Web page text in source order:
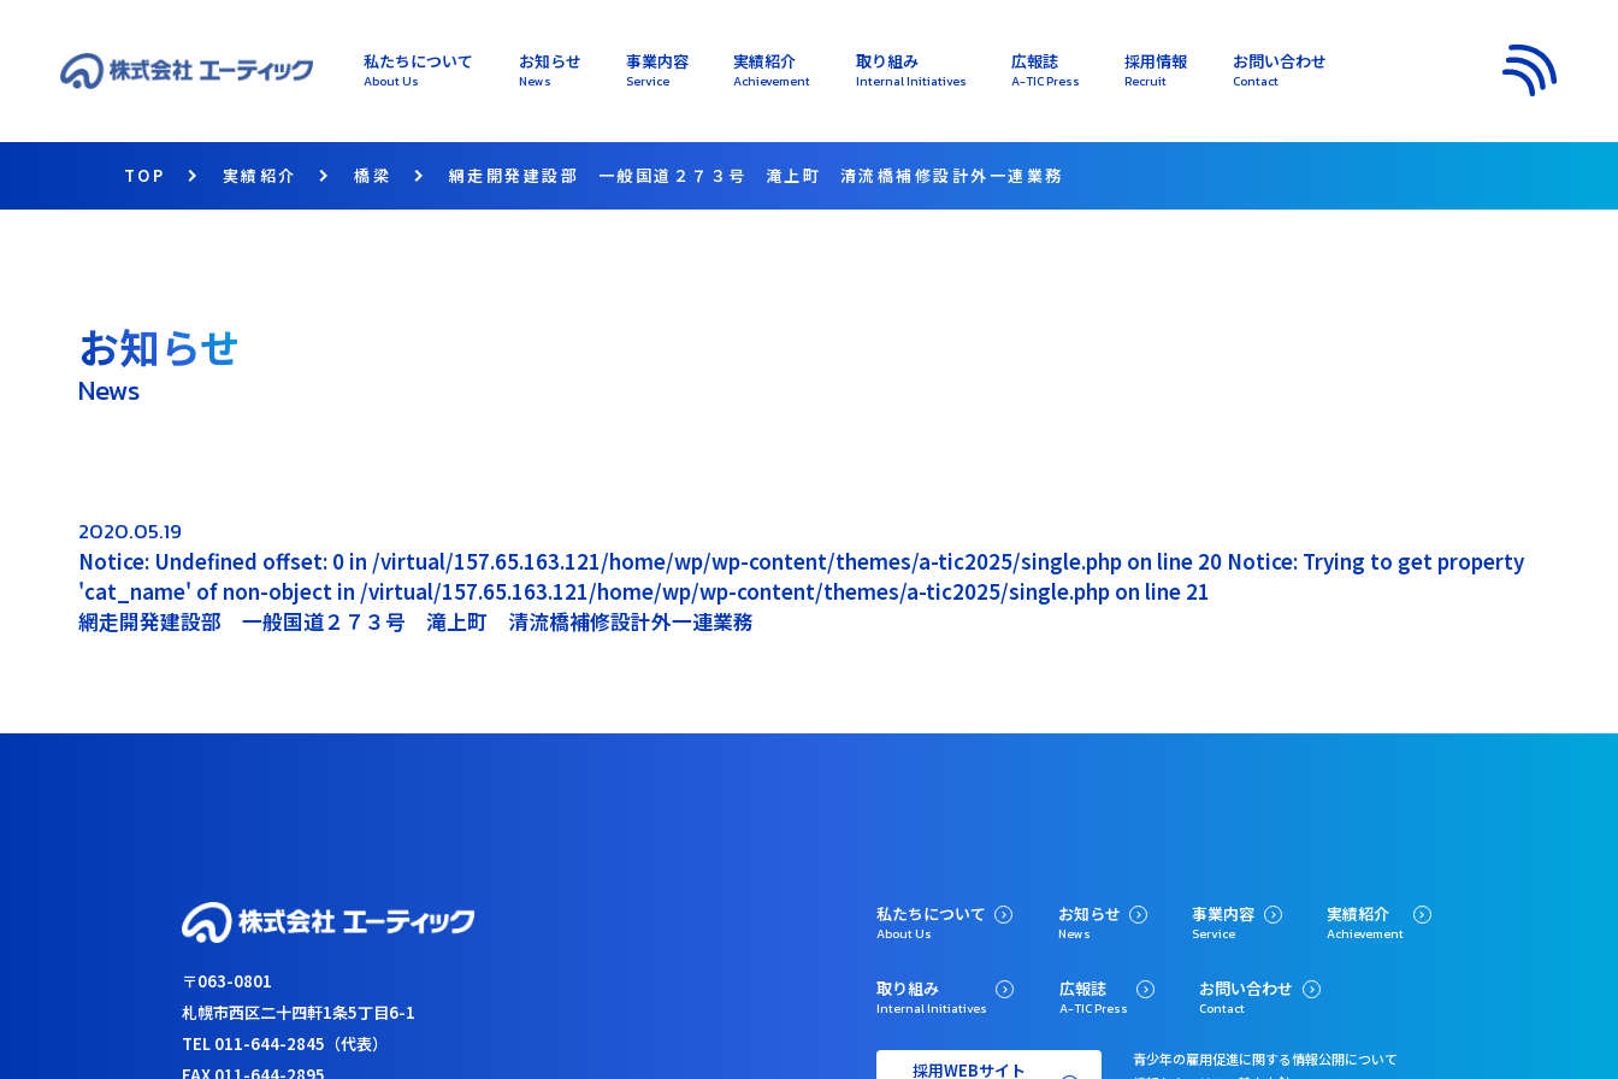
私たちについて
About Us
お知らせ
News
事業内容
Service
実績紹介
Achievement
取り組み
Internal Initiatives
広報誌
A-TIC Press
採用情報
Recruit
お問い合わせ
Contact
TOP 実績紹介 橋梁 網走開発建設部 一般国道２７３号 滝上町 清流橋補修設計外一連業務
お知らせ
News
2020.05.19
Notice: Undefined offset: 0 in /virtual/157.65.163.121/home/wp/wp-content/themes/a-tic2025/single.php on line 20 Notice: Trying to get property
'cat_name' of non-object in /virtual/157.65.163.121/home/wp/wp-content/themes/a-tic2025/single.php on line 21
網走開発建設部 一般国道２７３号 滝上町 清流橋補修設計外一連業務
私たちについて
About Us
お知らせ
News
事業内容
Service
実績紹介
Achievement
取り組み
Internal Initiatives
広報誌
A-TIC Press
お問い合わせ
Contact
採用WEBサイト
青少年の雇用促進に関する情報公開について
〒063-0801
札幌市西区二十四軒1条5丁目6-1
TEL 011-644-2845（代表）